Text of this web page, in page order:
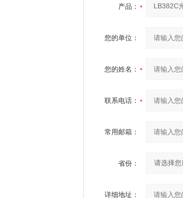
产品：
您的单位：
您的姓名：
联系电话：
常用邮箱：
省份：
详细地址：